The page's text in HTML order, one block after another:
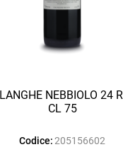
NEBBIOLO 24
CL 75
Codice: 205156602